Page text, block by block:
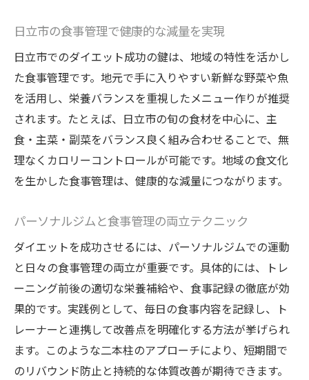
パーソナルジム推奨の旬食材活用法とは
日立市ならではの食材で健康的に痩せる方
法
旬野菜を取り入れたダイエット食事管理術
パーソナルジムと地元食材の組み合わせ効
果
食事管理が楽しくなる旬食材レシピ提案
継続のコツは旬食材ダイエットにあり
リバウンドしにくい体質づくりの秘訣とは
日立市の食事管理で体質改善を目指すコツ
専門家指導による継続可能なダイエット習
慣
リバウンドしやすい食生活からの脱却法
パーソナルジムの運動と食事管理で維持力
UP
日立市の食事管理で健康的な減量を実現
日立市でのダイエット成功の鍵は、地域の特性を活かし
た食事管理です。地元で手に入りやすい新鮮な野菜や魚
を活用し、栄養バランスを重視したメニュー作りが推奨
されます。たとえば、日立市の旬の食材を中心に、主
食・主菜・副菜をバランス良く組み合わせることで、無
理なくカロリーコントロールが可能です。地域の食文化
を生かした食事管理は、健康的な減量につながります。
パーソナルジムと食事管理の両立テクニック
ダイエットを成功させるには、パーソナルジムでの運動
と日々の食事管理の両立が重要です。具体的には、トレ
ーニング前後の適切な栄養補給や、食事記録の徹底が効
果的です。実践例として、毎日の食事内容を記録し、ト
レーナーと連携して改善点を明確化する方法が挙げられ
ます。このような二本柱のアプローチにより、短期間で
のリバウンド防止と持続的な体質改善が期待できます。